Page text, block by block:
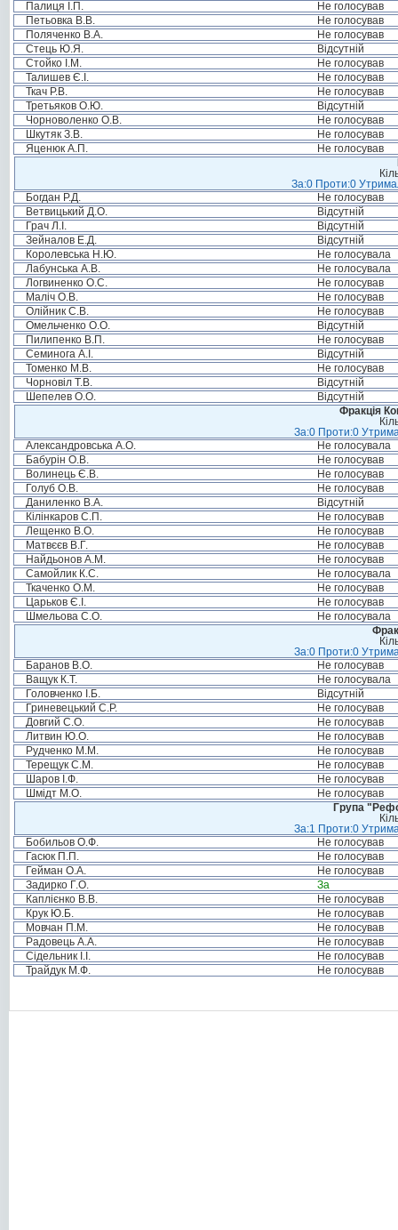
Палиця І.П.
Не голосував
Петьовка В.В.
Не голосував
Поляченко В.А.
Не голосував
Стець Ю.Я.
Відсутній
Стойко І.М.
Не голосував
Талишев Є.І.
Не голосував
Ткач Р.В.
Не голосував
Третьяков О.Ю.
Відсутній
Чорноволенко О.В.
Не голосував
Шкутяк З.В.
Не голосував
Яценюк А.П.
Не голосував
За:0 Проти:0
Богдан Р.Д.
Не голосував
Ветвицький Д.О.
Відсутній
Грач Л.І.
Відсутній
Зейналов Е.Д.
Відсутній
Королевська Н.Ю.
Не голосувала
Лабунська А.В.
Не голосувала
Логвиненко О.С.
Не голосував
Маліч О.В.
Не голосував
Олійник С.В.
Не голосував
Омельченко О.О.
Відсутній
Пилипенко В.П.
Не голосував
Семинога А.І.
Відсутній
Томенко М.В.
Не голосував
Чорновіл Т.В.
Відсутній
Шепелев О.О.
Відсутній
Фракція
За:0 Проти:0
Александровська А.О.
Не голосувала
Бабурін О.В.
Не голосував
Волинець Є.В.
Не голосував
Голуб О.В.
Не голосував
Даниленко В.А.
Відсутній
Кілінкаров С.П.
Не голосував
Лещенко В.О.
Не голосував
Матвєєв В.Г.
Не голосував
Найдьонов А.М.
Не голосував
Самойлик К.С.
Не голосувала
Ткаченко О.М.
Не голосував
Царьков Є.І.
Не голосував
Шмельова С.О.
Не голосувала
За:0 Проти:0
Баранов В.О.
Не голосував
Ващук К.Т.
Не голосувала
Головченко І.Б.
Відсутній
Гриневецький С.Р.
Не голосував
Довгий С.О.
Не голосував
Литвин Ю.О.
Не голосував
Рудченко М.М.
Не голосував
Терещук С.М.
Не голосував
Шаров І.Ф.
Не голосував
Шмідт М.О.
Не голосував
Група
За:1 Проти:0
Бобильов О.Ф.
Не голосував
Гасюк П.П.
Не голосував
Гейман О.А.
Не голосував
Задирко Г.О.
За
Каплієнко В.В.
Не голосував
Крук Ю.Б.
Не голосував
Мовчан П.М.
Не голосував
Радовець А.А.
Не голосував
Сідельник І.І.
Не голосував
Трайдук М.Ф.
Не голосував